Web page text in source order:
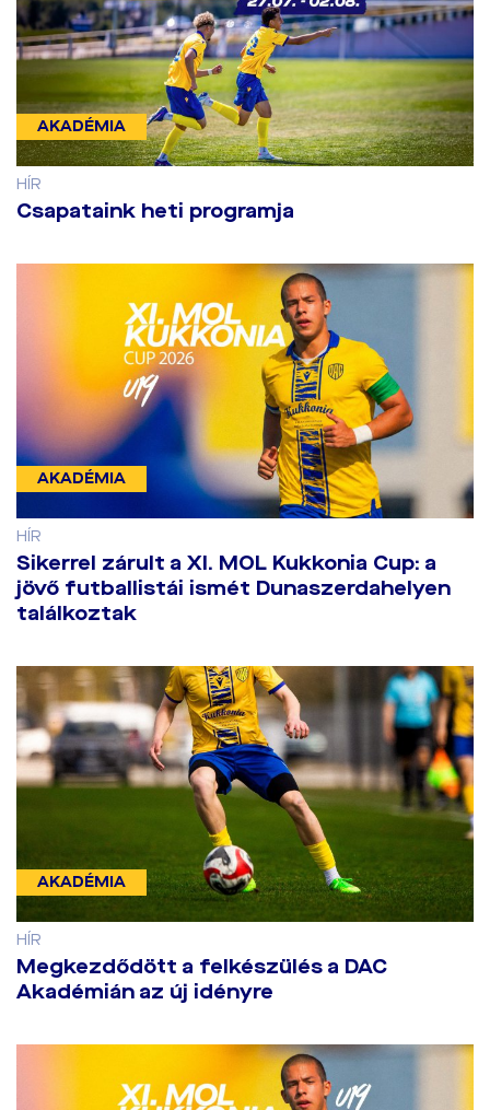
AKADÉMIA
HÍR
Csapataink heti programja
AKADÉMIA
HÍR
​Sikerrel zárult a XI. MOL Kukkonia Cup: a
jövő futballistái ismét Dunaszerdahelyen
találkoztak
AKADÉMIA
HÍR
Megkezdődött a felkészülés a DAC
Akadémián az új idényre